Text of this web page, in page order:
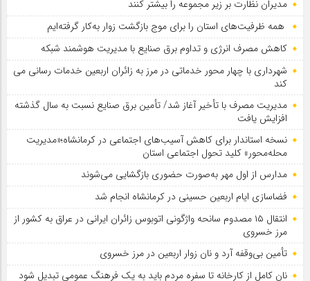
مدیران نظارت بر زیر مجموعه را بیشتر کنند
همه ظرفیت‌های استان را برای موج بازگشت زوار به‌کار گرفته‌ایم
کاهش مصرف انرژی و تداوم برق صنایع با مدیریت هوشمند شبکه
شهرداری با چهار محور خدماتی در مرز به زائران اربعین خدمات رسانی می
کند
مدیریت مصرف با تأخیر آغاز شد/ تأمین برق صنایع نسبت به سال گذشته
افزایش یافت
نسخه استاندار برای کاهش آسیب‌های اجتماعی در کرمانشاه؛«مدیریت
محله‌محور» کلید تحول اجتماعی استان
مدارس از اول مهر به‌صورت حضوری بازگشایی می‌شوند
فضاسازی ایام اربعین حسینی در کرمانشاه انجام شد
انتقال ۱۵ مصدوم سانحه واژگونی اتوبوس زائران ایرانی در عراق به کشور از
مرز خسروی
تأمین بی‌وقفه آرد و نان زوار اربعین در مرز خسروی
نان کامل از کارخانه تا سفره مردم باید به یک فرهنگ عمومی تبدیل شود